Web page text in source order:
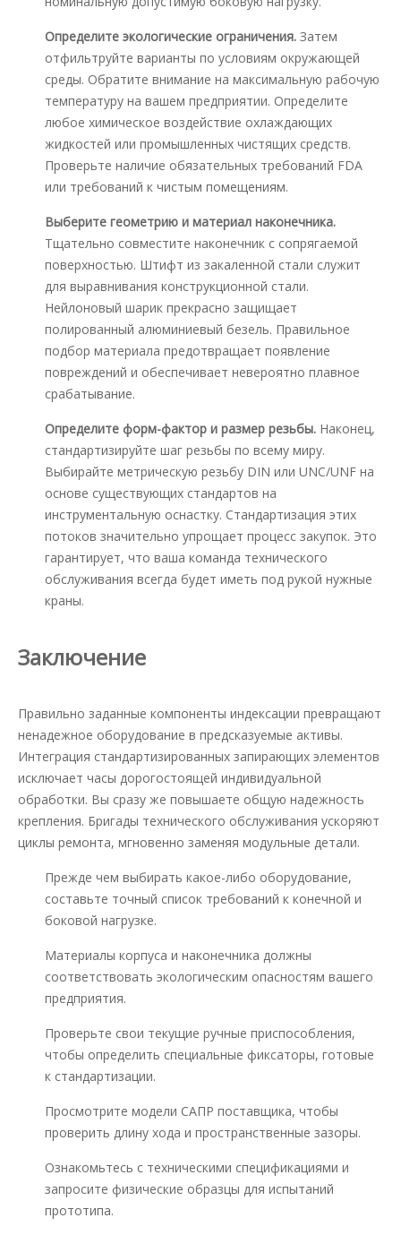
Определите экологические ограничения. Затем
отфильтруйте варианты по условиям окружающей
среды. Обратите внимание на максимальную рабочую
температуру на вашем предприятии. Определите
любое химическое воздействие охлаждающих
жидкостей или промышленных чистящих средств.
Проверьте наличие обязательных требований FDA
или требований к чистым помещениям.
Выберите геометрию и материал наконечника.
Тщательно совместите наконечник с сопрягаемой
поверхностью. Штифт из закаленной стали служит
для выравнивания конструкционной стали.
Нейлоновый шарик прекрасно защищает
полированный алюминиевый безель. Правильное
подбор материала предотвращает появление
повреждений и обеспечивает невероятно плавное
срабатывание.
Определите форм-фактор и размер резьбы. Наконец,
стандартизируйте шаг резьбы по всему миру.
Выбирайте метрическую резьбу DIN или UNC/UNF на
основе существующих стандартов на
инструментальную оснастку. Стандартизация этих
потоков значительно упрощает процесс закупок. Это
гарантирует, что ваша команда технического
обслуживания всегда будет иметь под рукой нужные
краны.
Заключение
Правильно заданные компоненты индексации превращают
ненадежное оборудование в предсказуемые активы.
Интеграция стандартизированных запирающих элементов
исключает часы дорогостоящей индивидуальной
обработки. Вы сразу же повышаете общую надежность
крепления. Бригады технического обслуживания ускоряют
циклы ремонта, мгновенно заменяя модульные детали.
Прежде чем выбирать какое-либо оборудование,
составьте точный список требований к конечной и
боковой нагрузке.
Материалы корпуса и наконечника должны
соответствовать экологическим опасностям вашего
предприятия.
Проверьте свои текущие ручные приспособления,
чтобы определить специальные фиксаторы, готовые
к стандартизации.
Просмотрите модели САПР поставщика, чтобы
проверить длину хода и пространственные зазоры.
Ознакомьтесь с техническими спецификациями и
запросите физические образцы для испытаний
прототипа.